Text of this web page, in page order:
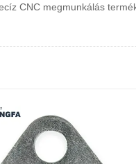
CNC megmunkálás